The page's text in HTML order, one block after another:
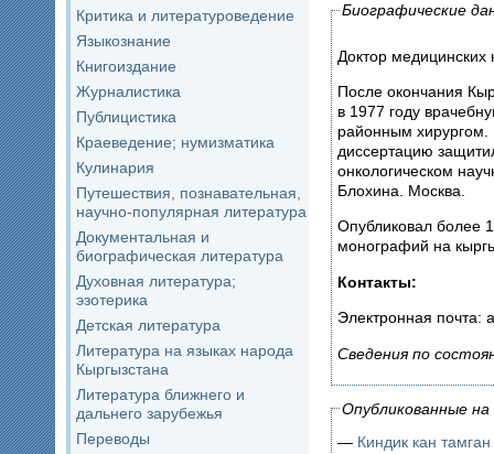
Критика и литературоведение
Языкознание
Книгоиздание
Журналистика
Публицистика
Краеведение; нумизматика
Кулинария
Путешествия, познавательная,
научно-популярная литература
Документальная и
биографическая литература
Духовная литература;
эзотерика
Детская литература
Литература на языках народа
Кыргызстана
Литература ближнего и
дальнего зарубежья
Переводы
Биографические
Доктор
После окончания
в 1977 году
районным хирургом.
диссертацию
онкологическом
Блохина. Москва.
Опубликовал более
монографий на
Контакты:
Электронная почта:
Сведения по
Опубликованные
— Киндик кан